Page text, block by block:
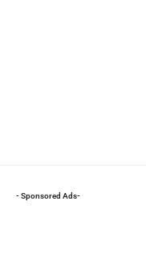
- Sponsored Ads-